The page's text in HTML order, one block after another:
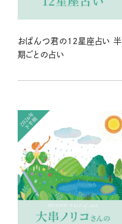
おぱんつ君の12星座占い 半
期ごとの占い